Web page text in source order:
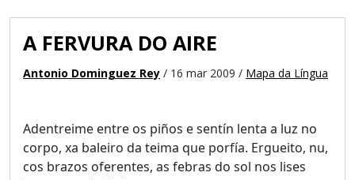
A FERVURA DO AIRE
Antonio Dominguez Rey / 16 mar 2009 / Mapa da Língua
Adentreime entre os piños e sentín lenta a luz no
corpo, xa baleiro da teima que porfía. Ergueito, nu,
cos brazos oferentes, as febras do sol nos lises